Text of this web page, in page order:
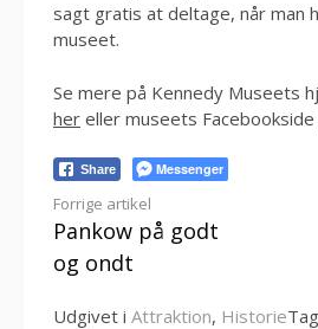
sagt gratis at deltage, når man
museet.
Se mere på Kennedy Museets
her eller museets Facebookside
Share Messenger
Læs
videre
Forrige artikel
Pankow på godt
og ondt
Udgivet i Attraktion, Historie